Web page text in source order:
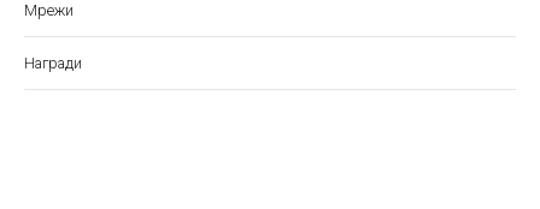
Мрежи
Награди